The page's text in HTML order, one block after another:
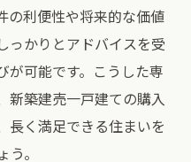
の利便性や将来的な価値
っかりとアドバイスを受
が可能です。こうした専
新築建売一戸建ての購入
長く満足できる住まいを
。